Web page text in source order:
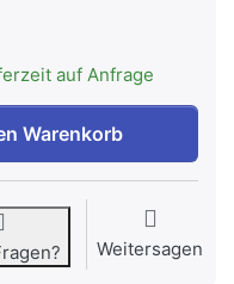
auf Anfrage
Abdichtband, Rolle à
Warenkorb
Weitersagen